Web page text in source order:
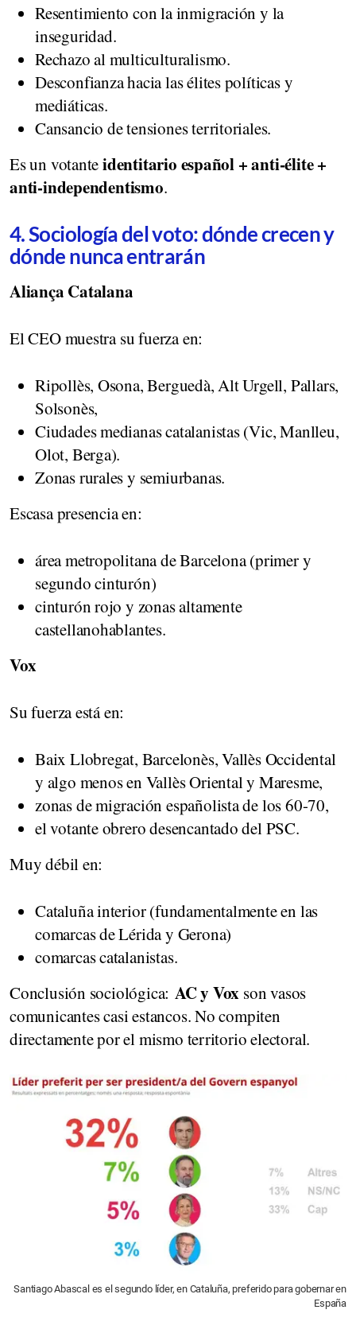
Resentimiento con la inmigración y la
inseguridad.
Rechazo al multiculturalismo.
Desconfianza hacia las élites políticas y
mediáticas.
Cansancio de tensiones territoriales.
Es un votanteidentitario español + anti-élite +
anti-independentismo.
4. Sociología del voto: dónde crecen y
dónde nunca entrarán
Aliança Catalana
El CEO muestra su fuerza en:
Ripollès, Osona, Berguedà, Alt Urgell, Pallars,
Solsonès,
Ciudades medianas catalanistas (Vic, Manlleu,
Olot, Berga).
Zonas rurales y semiurbanas.
Escasa presencia en:
área metropolitana de Barcelona (primer y
segundo cinturón)
cinturón rojo y zonas altamente
castellanohablantes.
Vox
Su fuerza está en:
Baix Llobregat, Barcelonès, Vallès Occidental
y algo menos en Vallès Oriental y Maresme,
zonas de migración españolista de los 60-70,
el votante obrero desencantado del PSC.
Muy débil en:
Cataluña interior (fundamentalmente en las
comarcas de Lérida y Gerona)
comarcas catalanistas.
Conclusión sociológica: AC y Vox son vasos
comunicantes casi estancos. No compiten
directamente por el mismo territorio electoral.
Santiago Abascal es el segundo líder, en Cataluña, preferido para gobernar en
España